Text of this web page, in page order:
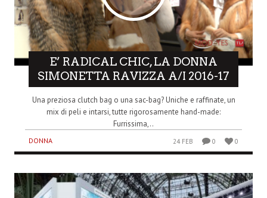
E’ RADICAL CHIC, LA DONNA
SIMONETTA RAVIZZA A/I 2016-17
Una preziosa clutch bag o una sac-bag? Uniche e raffinate, un
mix di peli e intarsi, tutte rigorosamente hand-made:
Furrissima,..
DONNA 24 FEB 0 0